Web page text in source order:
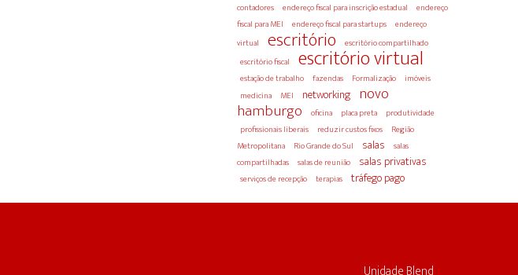
contadores
endereço fiscal para inscrição estadual
endereço
fiscal para MEI
endereço fiscal para startups
endereço
virtual
escritório
escritório compartilhado
escritório fiscal
escritório virtual
estação de trabalho fazendas Formalização
imóveis
medicina
MEI networking novo
hamburgo oficina placa preta
produtividade
profissionais liberais
reduzir custos fixos
Região
Metropolitana
Rio Grande do Sul salas
salas
compartilhadas
salas de reunião salas privativas
serviços de recepção terapias tráfego pago